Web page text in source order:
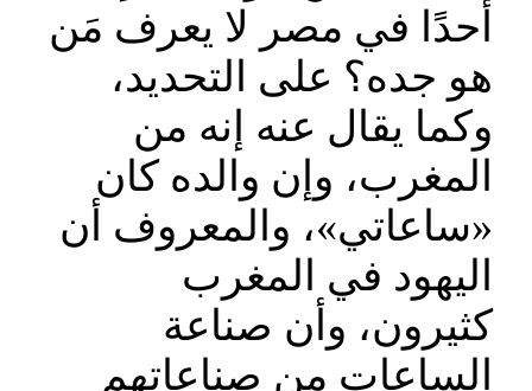
أحدًا في مصر لا يعرف مَن
هو جده؟ على التحديد،
وكما يقال عنه إنه من
المغرب، وإن والده كان
«ساعاتي»، والمعروف أن
اليهود في المغرب
كثيرون، وأن صناعة
الساعات من صناعاتهم